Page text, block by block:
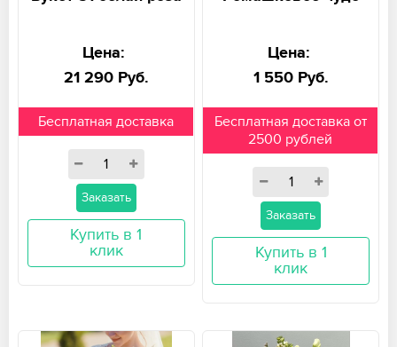
Цена:
21 290 Руб.
Бесплатная доставка
Заказать
Купить в 1
клик
Цена:
1 550 Руб.
Бесплатная доставка от
2500 рублей
Заказать
Купить в 1
клик